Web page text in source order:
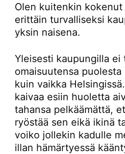
Olen kuitenkin kokenut
erittäin turvalliseksi
yksin naisena.
Yleisesti kaupungilla ei
omaisuutensa puolesta
kuin vaikka
kaivaa esiin huoletta
tahansa pelkäämättä,
ryöstää sen eikä ikinä
voiko jollekin kadulle
illan hämärtyessä